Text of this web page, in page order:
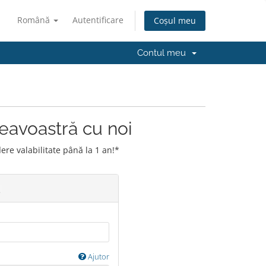
Română Autentificare Coșul meu
Contul meu
cu noi
valabilitate până la 1 an!*
Ajutor